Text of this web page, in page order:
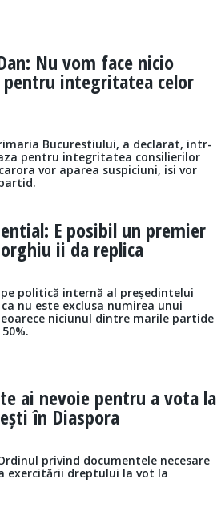
Nu vom face nicio
pentru integritatea celor
Bucurestiului, a declarat, intr-
pentru integritatea consilierilor
vor aparea suspiciuni, isi vor
E posibil un premier
ii da replica
politică internă al președintelui
nu este exclusa numirea unui
niciunul dintre marile partide
ai nevoie pentru a vota la
în Diaspora
privind documentele necesare
exercitării dreptului la vot la